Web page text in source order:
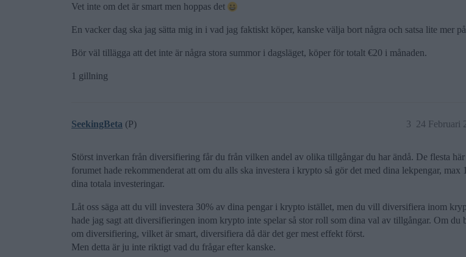
Vet inte om det är smart men hoppas det
En vacker dag ska jag sätta mig in i vad jag faktiskt köper, kanske välja bort några och satsa lite mer
Bör väl tillägga att det inte är några stora summor i dagsläget, köper för totalt €20 i månaden.
1 gillning
SeekingBeta (P) 24 Februari
3
Störst inverkan från diversifiering får du från vilken andel av olika tillgångar du har ändå. De flesta här
forumet hade rekommenderat att om du alls ska investera i krypto så gör det med dina lekpengar, max
dina totala investeringar.
Låt oss säga att du vill investera 30% av dina pengar i krypto istället, men du vill diversifiera inom
hade jag sagt att diversifieringen inom krypto inte spelar så stor roll som dina val av tillgångar. Om du
om diversifiering, vilket är smart, diversifiera då där det ger mest effekt först.
Men detta är ju inte riktigt vad du frågar efter kanske.